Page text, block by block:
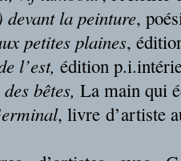
la peinture,
petites plaines,
l’est, édition
bêtes, La main qui
, livre d’artiste